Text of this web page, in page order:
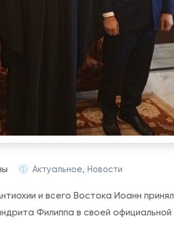
Актуальное, Новости
и всего Востока Иоанн принял
Филиппа в своей официальной